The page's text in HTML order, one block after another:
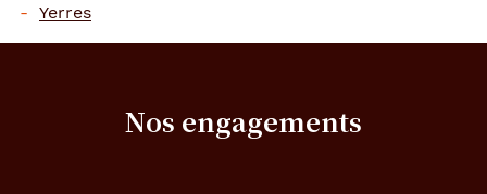
Yerres
Nos engagements